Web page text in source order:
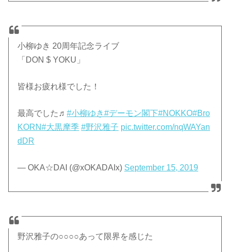
小柳ゆき 20周年記念ライブ
「DON $ YOKU」
皆様お疲れ様でした！
最高でした♬#小柳ゆき#デーモン閣下#NOKKO#Bro
KORN#大黒摩季 #野沢雅子 pic.twitter.com/nqWAYan
dDR
— OKA☆DAI (@xOKADAIx) September 15, 2019
野沢雅子の○○○○あって限界を感じた